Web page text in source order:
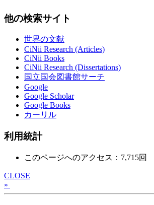
他の検索サイト
世界の文献
CiNii Research (Articles)
CiNii Books
CiNii Research (Dissertations)
国立国会図書館サーチ
Google
Google Scholar
Google Books
カーリル
利用統計
このページへのアクセス：7,715回
CLOSE
»